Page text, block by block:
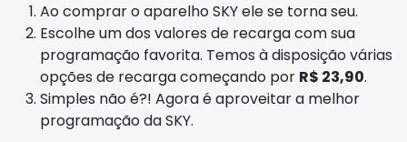
Ao comprar o aparelho SKY ele se torna seu.
Escolhe um dos valores de recarga com sua
programação favorita. Temos à disposição várias
opções de recarga começando por R$ 23,90.
Simples não é?! Agora é aproveitar a melhor
programação da SKY.